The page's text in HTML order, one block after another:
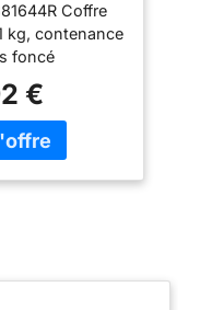
Coffre
kg, contenance
foncé
€